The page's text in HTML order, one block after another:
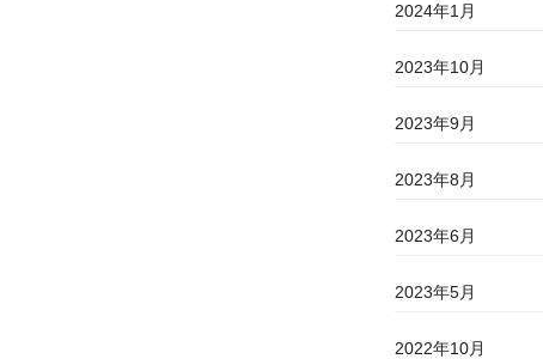
2024年1月
2023年10月
2023年9月
2023年8月
2023年6月
2023年5月
2022年10月